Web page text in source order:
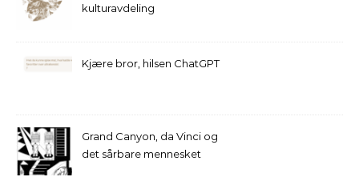
kulturavdeling
Kjære bror, hilsen ChatGPT
Grand Canyon, da Vinci og
det sårbare mennesket